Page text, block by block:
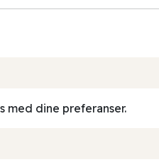
med dine preferanser.